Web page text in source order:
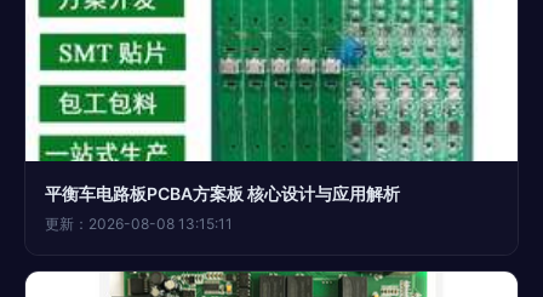
平衡车电路板PCBA方案板 核心设计与应用解析
更新：2026-08-08 13:15:11